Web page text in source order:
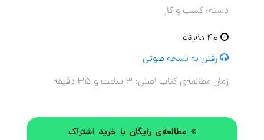
دسته: کسب و کار
رفتن به نسخه صوتی
زمان مطالعه‌ی کتاب اصلی: ۳ ساعت و ۳۵ دقیقه
مطالعه‌ی رایگان با خرید اشتراک